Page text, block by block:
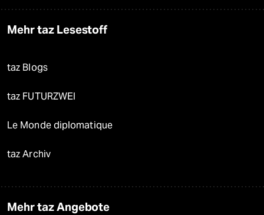
Mehr taz Lesestoff
taz Blogs
taz FUTURZWEI
Le Monde diplomatique
taz Archiv
Mehr taz Angebote